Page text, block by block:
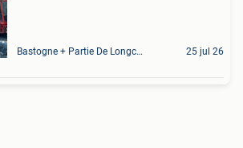
Bastogne + Partie De Longchamps Et Sibret 25 jul 26